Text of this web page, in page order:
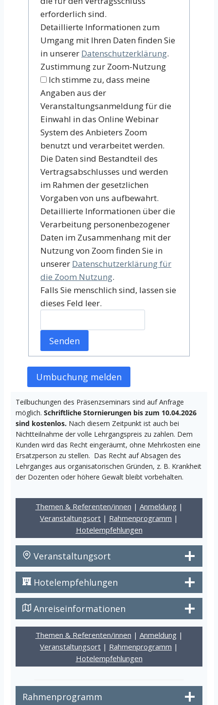
erforderlich sind.
Detaillierte Informationen zum
Umgang mit Ihren Daten finden Sie
in unserer Datenschutzerklärung.
Zustimmung zur Zoom-Nutzung
Ich stimme zu, dass meine
Angaben aus der
Veranstaltungsanmeldung für die
Einwahl in das Online Webinar
System des Anbieters Zoom
benutzt und verarbeitet werden.
Die Daten sind Bestandteil des
Vertragsabschlusses und werden
im Rahmen der gesetzlichen
Vorgaben von uns aufbewahrt.
Detaillierte Informationen über die
Verarbeitung personenbezogener
Daten im Zusammenhang mit der
Nutzung von Zoom finden Sie in
unserer Datenschutzerklärung für
die Zoom Nutzung.
Falls Sie menschlich sind, lassen sie
dieses Feld leer.
Senden
Umbuchung melden
Teilbuchungen des Präsenzseminars sind auf Anfrage
möglich. Schriftliche Stornierungen bis zum 10.04.2026
sind kostenlos. Nach diesem Zeitpunkt ist auch bei
Nichtteilnahme der volle Lehrgangspreis zu zahlen. Dem
Kunden wird das Recht eingeräumt, ohne Mehrkosten eine
Ersatzperson zu stellen. Das Recht auf Absagen des
Lehrganges aus organisatorischen Gründen, z. B. Krankheit
der Dozenten oder höhere Gewalt bleibt vorbehalten.
Themen & Referenten/innen | Anmeldung|
Veranstaltungsort | Rahmenprogramm |
Hotelempfehlungen
Veranstaltungsort
Hotelempfehlungen
Anreiseinformationen
Themen & Referenten/innen | Anmeldung|
Veranstaltungsort | Rahmenprogramm |
Hotelempfehlungen
Rahmenprogramm